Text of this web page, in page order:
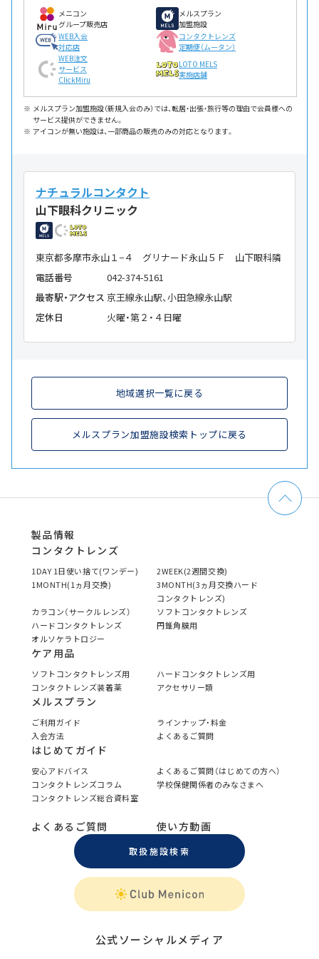
メニコン
グループ販売店
メルスプラン
加盟施設
WEB入会
対応店
コンタクトレンズ
定期便（ムータン）
WEB注文
サービス
ClickMiru
LOTO MELS
実施店舗
メルスプラン加盟施設（新規入会のみ）では、転居・出張・旅行等の理由で会員様への
サービス提供ができません。
アイコンが無い施設は、一部商品の販売のみの対応となります。
ナチュラルコンタクト
山下眼科クリニック
東京都多摩市永山１−４ グリナード永山５Ｆ 山下眼科隣
電話番号
042-374-5161
最寄駅・アクセス 京王線永山駅、小田急線永山駅
定休日
火曜・第２・４日曜
地域選択一覧に戻る
メルスプラン加盟施設検索トップに戻る
製品情報
コンタクトレンズ
1DAY 1日使い捨て(ワンデー)
2WEEK(2週間交換)
1MONTH(1ヵ月交換)
3MONTH(3ヵ月交換ハード
コンタクトレンズ)
カラコン（サークルレンズ）
ソフトコンタクトレンズ
ハードコンタクトレンズ
円錐角膜用
オルソケラトロジー
ケア用品
ソフトコンタクトレンズ用
ハードコンタクトレンズ用
コンタクトレンズ装着薬
アクセサリー類
メルスプラン
ご利用ガイド
ラインナップ・料金
入会方法
よくあるご質問
はじめてガイド
安心アドバイス
よくあるご質問（はじめての方へ）
コンタクトレンズコラム
学校保健関係者のみなさまへ
コンタクトレンズ総合資料室
よくあるご質問 使い方動画
取扱施設検索
公式ソーシャルメディア